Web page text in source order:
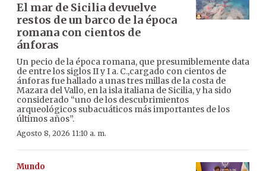
El mar de Sicilia devuelve
restos de un barco de la época
romana con cientos de
ánforas
Un pecio de la época romana, que presumiblemente data
de entre los siglos II y I a. C.,cargado con cientos de
ánforas fue hallado a unas tres millas de la costa de
Mazara del Vallo, en la isla italiana de Sicilia, y ha sido
considerado “uno de los descubrimientos
arqueológicos subacuáticos más importantes de los
últimos años”.
Agosto 8, 2026 11:10 a. m.
Mundo